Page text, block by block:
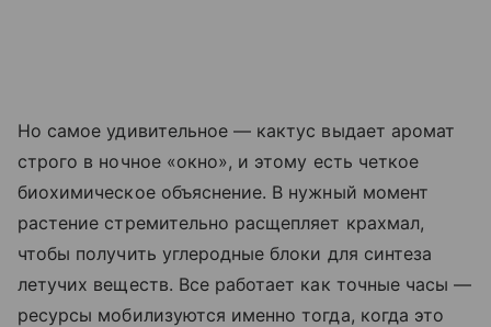
Но самое удивительное — кактус выдает аромат
строго в ночное «окно», и этому есть четкое
биохимическое объяснение. В нужный момент
растение стремительно расщепляет крахмал,
чтобы получить углеродные блоки для синтеза
летучих веществ. Все работает как точные часы —
ресурсы мобилизуются именно тогда, когда это